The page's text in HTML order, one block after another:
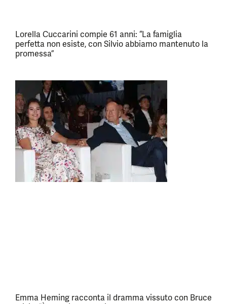
Lorella Cuccarini compie 61 anni: “La famiglia
perfetta non esiste, con Silvio abbiamo mantenuto la
promessa”
Emma Heming racconta il dramma vissuto con Bruce